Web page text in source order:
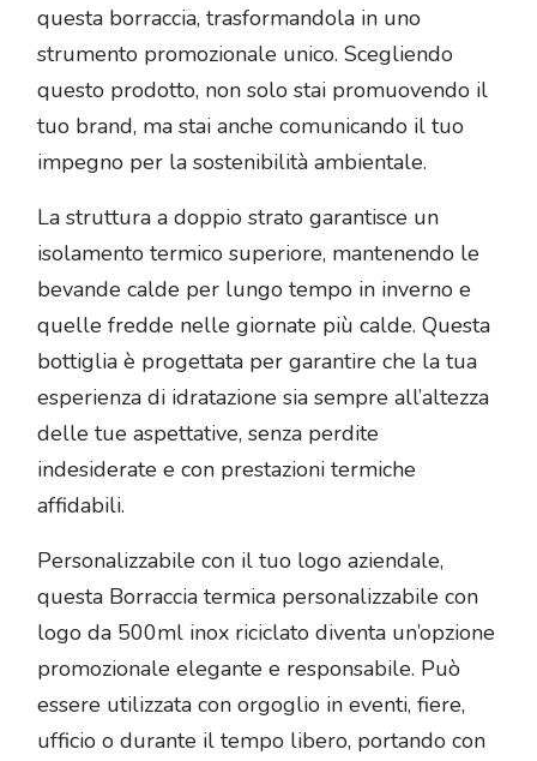
questa borraccia, trasformandola in uno
strumento promozionale unico. Scegliendo
questo prodotto, non solo stai promuovendo il
tuo brand, ma stai anche comunicando il tuo
impegno per la sostenibilità ambientale.
La struttura a doppio strato garantisce un
isolamento termico superiore, mantenendo le
bevande calde per lungo tempo in inverno e
quelle fredde nelle giornate più calde. Questa
bottiglia è progettata per garantire che la tua
esperienza di idratazione sia sempre all’altezza
delle tue aspettative, senza perdite
indesiderate e con prestazioni termiche
affidabili.
Personalizzabile con il tuo logo aziendale,
questa Borraccia termica personalizzabile con
logo da 500ml inox riciclato diventa un’opzione
promozionale elegante e responsabile. Può
essere utilizzata con orgoglio in eventi, fiere,
ufficio o durante il tempo libero, portando con